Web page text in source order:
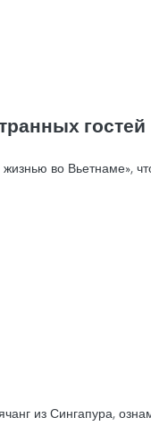
гостей
во Вьетнаме»,
из Сингапура,